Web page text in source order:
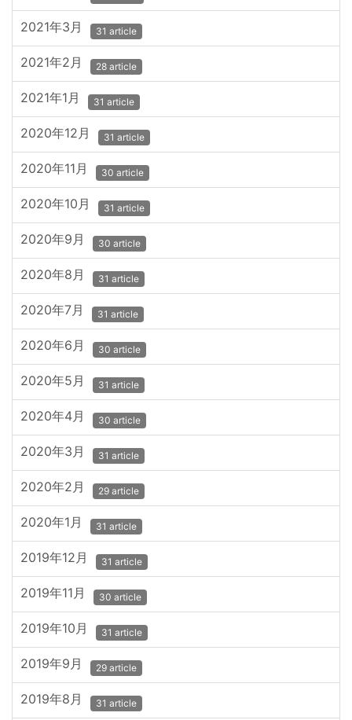
2021年3月 31 article
2021年2月 28 article
2021年1月 31 article
2020年12月 31 article
2020年11月 30 article
2020年10月 31 article
2020年9月 30 article
2020年8月 31 article
2020年7月 31 article
2020年6月 30 article
2020年5月 31 article
2020年4月 30 article
2020年3月 31 article
2020年2月 29 article
2020年1月 31 article
2019年12月 31 article
2019年11月 30 article
2019年10月 31 article
2019年9月 29 article
2019年8月 31 article